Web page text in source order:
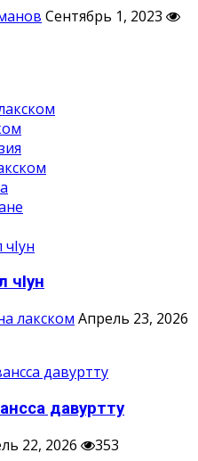
Сентябрь 1, 2023
чIун
лакском Апрель 23, 2026
давуртту
22, 2026 353